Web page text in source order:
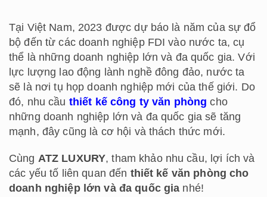
Tại Việt Nam, 2023 được dự báo là năm của sự đổ
bộ đến từ các doanh nghiệp FDI vào nước ta, cụ
thể là những doanh nghiệp lớn và đa quốc gia. Với
lực lượng lao động lành nghề đông đảo, nước ta
sẽ là nơi tụ họp doanh nghiệp mới của thế giới. Do
đó, nhu cầu thiết kế công ty văn phòng cho
những doanh nghiệp lớn và đa quốc gia sẽ tăng
mạnh, đây cũng là cơ hội và thách thức mới.
Cùng ATZ LUXURY, tham khảo nhu cầu, lợi ích và
các yếu tố liên quan đến thiết kế văn phòng cho
doanh nghiệp lớn và đa quốc gia nhé!